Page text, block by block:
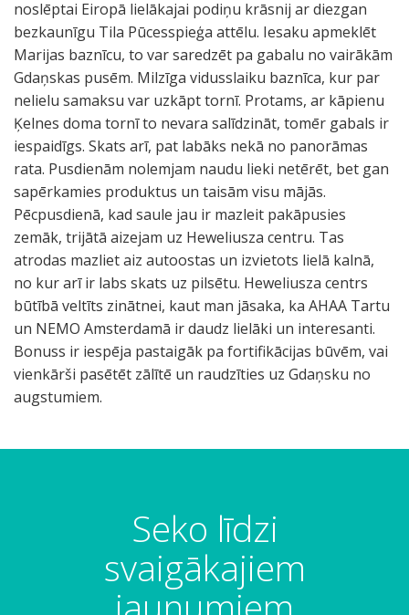
noslēptai Eiropā lielākajai podiņu krāsnij ar diezgan
bezkaunīgu Tila Pūcesspieģa attēlu. Iesaku apmeklēt
Marijas baznīcu, to var saredzēt pa gabalu no vairākām
Gdaņskas pusēm. Milzīga vidusslaiku baznīca, kur par
nelielu samaksu var uzkāpt tornī. Protams, ar kāpienu
Ķelnes doma tornī to nevara salīdzināt, tomēr gabals ir
iespaidīgs. Skats arī, pat labāks nekā no panorāmas
rata. Pusdienām nolemjam naudu lieki netērēt, bet gan
sapērkamies produktus un taisām visu mājās.
Pēcpusdienā, kad saule jau ir mazleit pakāpusies
zemāk, trijātā aizejam uz Heweliusza centru. Tas
atrodas mazliet aiz autoostas un izvietots lielā kalnā,
no kur arī ir labs skats uz pilsētu. Heweliusza centrs
būtībā veltīts zinātnei, kaut man jāsaka, ka AHAA Tartu
un NEMO Amsterdamā ir daudz lielāki un interesanti.
Bonuss ir iespēja pastaigāk pa fortifikācijas būvēm, vai
vienkārši pasētēt zālītē un raudzīties uz Gdaņsku no
augstumiem.
Seko līdzi
svaigākajiem